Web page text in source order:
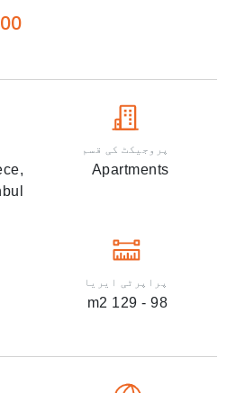
پروجیکٹ کی قسم
Apartments
پراپرٹی ایریا
98 - 129